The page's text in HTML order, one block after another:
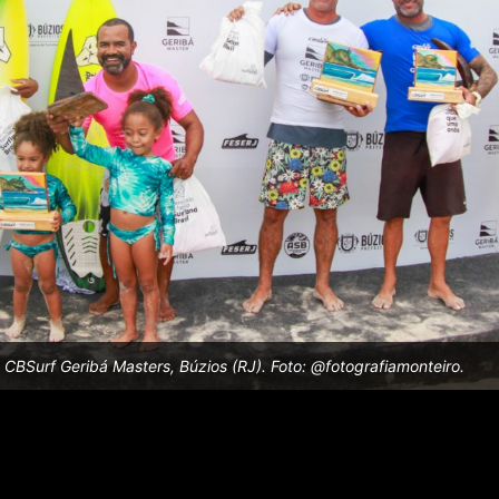
Geribá Masters, Búzios (RJ). Foto: @fotografiamonteiro.